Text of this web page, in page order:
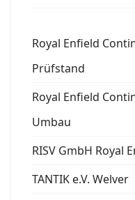
Royal Enfield
Prüfstand
Royal Enfield
Umbau
RISV GmbH Royal
TANTIK e.V. Welver